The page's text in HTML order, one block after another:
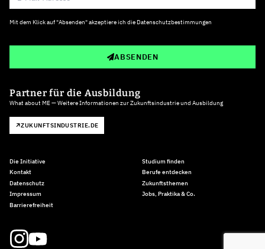
Mit dem Klick auf "Absenden" akzeptiere ich die Datenschutzbestimmungen
ABSENDEN
Partner für die Ausbildung
What about ME — Weitere Informationen zur Zukunftsindustrie und Ausbildung
ZUKUNFTSINDUSTRIE.DE
Die Initiative
Kontakt
Datenschutz
Impressum
Barrierefreiheit
Studium finden
Berufe entdecken
Zukunftsthemen
Jobs, Praktika & Co.